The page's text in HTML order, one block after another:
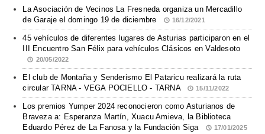
La Asociación de Vecinos La Fresneda organiza un Mercadillo
de Garaje el domingo 19 de diciembre
16/12/2021
45 vehículos de diferentes lugares de Asturias participaron en el
III Encuentro San Félix para vehículos Clásicos en Valdesoto
20/05/2022
El club de Montaña y Senderismo El Pataricu realizará la ruta
circular TARNA - VEGA POCIELLO - TARNA
15/11/2022
Los premios Yumper 2024 reconocieron como Asturianos de
Braveza a: Esperanza Martín, Xuacu Amieva, la Biblioteca
Eduardo Pérez de La Fanosa y la Fundación Siga
17/01/2025